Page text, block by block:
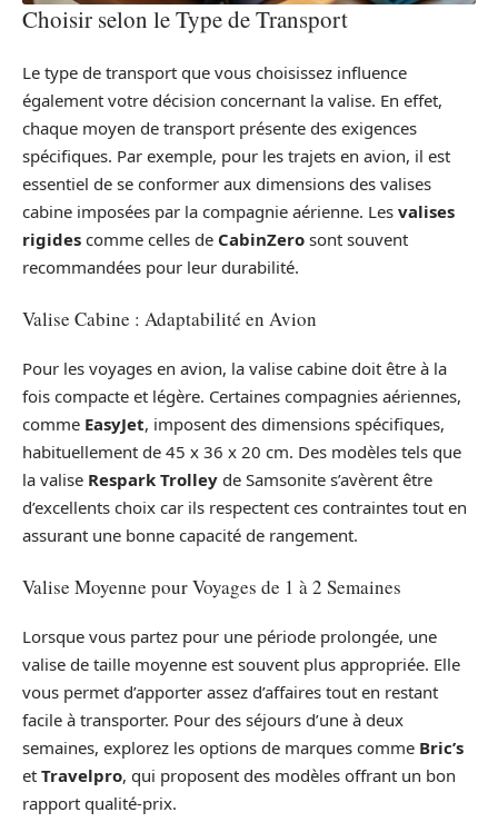
Choisir selon le Type de Transport
Le type de transport que vous choisissez influence
également votre décision concernant la valise. En effet,
chaque moyen de transport présente des exigences
spécifiques. Par exemple, pour les trajets en avion, il est
essentiel de se conformer aux dimensions des valises
cabine imposées par la compagnie aérienne. Les valises
rigides comme celles de CabinZero sont souvent
recommandées pour leur durabilité.
Valise Cabine : Adaptabilité en Avion
Pour les voyages en avion, la valise cabine doit être à la
fois compacte et légère. Certaines compagnies aériennes,
comme EasyJet, imposent des dimensions spécifiques,
habituellement de 45 x 36 x 20 cm. Des modèles tels que
la valise Respark Trolley de Samsonite s’avèrent être
d’excellents choix car ils respectent ces contraintes tout en
assurant une bonne capacité de rangement.
Valise Moyenne pour Voyages de 1 à 2 Semaines
Lorsque vous partez pour une période prolongée, une
valise de taille moyenne est souvent plus appropriée. Elle
vous permet d’apporter assez d’affaires tout en restant
facile à transporter. Pour des séjours d’une à deux
semaines, explorez les options de marques comme Bric’s
et Travelpro, qui proposent des modèles offrant un bon
rapport qualité-prix.